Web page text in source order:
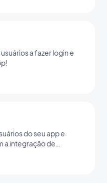
a fazer login e
do seu app e
a integração de